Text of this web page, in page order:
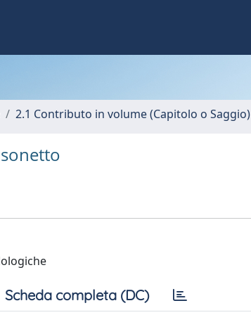
2.1 Contributo in volume (Capitolo o Saggio)
Scheda completa (DC)